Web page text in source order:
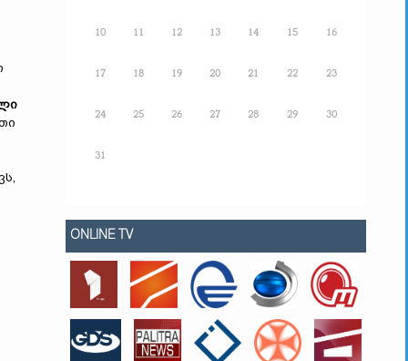
10 11 12 13 14 15 16
17 18 19 20 21 22 23
24 25 26 27 28 29 30
31
ONLINE TV